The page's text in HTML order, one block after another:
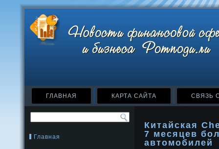
ГЛАВНАЯ КАРТА САЙТА СВЯЗЬ
Главная
Китайская
7 месяцев
автомобилей